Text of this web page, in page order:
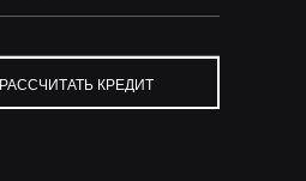
РАССЧИТАТЬ КРЕДИТ